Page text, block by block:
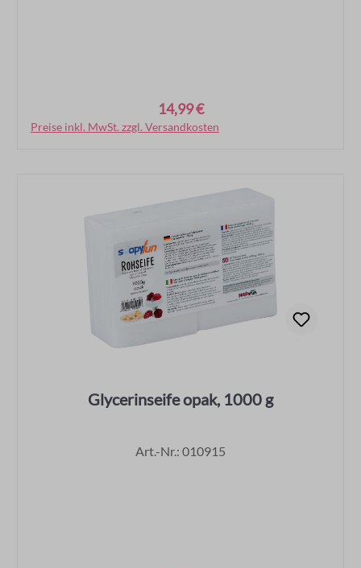
14,99 €
Preise inkl. MwSt. zzgl. Versandkosten
In den Warenkorb
Glycerinseife opak, 1000 g
Art.-Nr.: 010915